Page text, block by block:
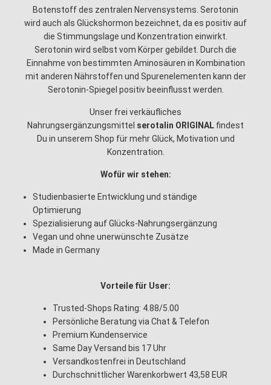
Botenstoff des zentralen Nervensystems. Serotonin
wird auch als Glückshormon bezeichnet, da es positiv auf
die Stimmungslage und Konzentration einwirkt.
Serotonin wird selbst vom Körper gebildet. Durch die
Einnahme von bestimmten Aminosäuren in Kombination
mit anderen Nährstoffen und Spurenelementen kann der
Serotonin-Spiegel positiv beeinflusst werden.
Unser frei verkäufliches
Nahrungsergänzungsmittel serotalin ORIGINAL findest
Du in unserem Shop für mehr Glück, Motivation und
Konzentration.
Wofür wir stehen:
Studienbasierte Entwicklung und ständige
Optimierung
Spezialisierung auf Glücks-Nahrungsergänzung
Vegan und ohne unerwünschte Zusätze
Made in Germany
Vorteile für User:
Trusted-Shops Rating: 4.88/5.00
Persönliche Beratung via Chat & Telefon
Premium Kundenservice
Same Day Versand bis 17 Uhr
Versandkostenfrei in Deutschland
Durchschnittlicher Warenkorbwert 43,58 EUR